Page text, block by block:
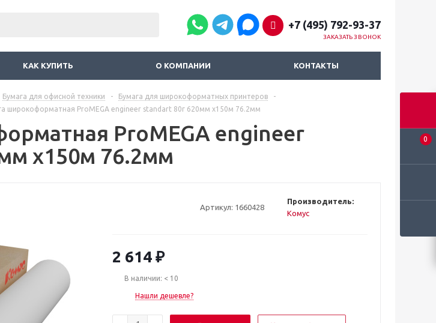
0
+7 (495) 792-93-37
ЗАКАЗАТЬ ЗВОНОК
КАК КУПИТЬ О КОМПАНИИ КОНТАКТЫ
Бумага для офисной техники - Бумага для широкоформатных принтеров
-
широкоформатная ProMEGA engineer standart 80г 620мм x150м 76.2мм
ProMEGA engineer
x150м 76.2мм
Артикул: 1660428
Производитель:
Комус
2 614 ₽
В наличии: < 10
Нашли дешевле?